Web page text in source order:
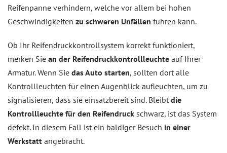
Reifenpanne verhindern, welche vor allem bei hohen
Geschwindigkeiten zu schweren Unfällen führen kann.
Ob Ihr Reifendruckkontrollsystem korrekt funktioniert,
merken Sie an der Reifendruckkontrollleuchte auf Ihrer
Armatur. Wenn Sie das Auto starten, sollten dort alle
Kontrollleuchten für einen Augenblick aufleuchten, um zu
signalisieren, dass sie einsatzbereit sind. Bleibt die
Kontrollleuchte für den Reifendruck schwarz, ist das System
defekt. In diesem Fall ist ein baldiger Besuch in einer
Werkstatt angebracht.